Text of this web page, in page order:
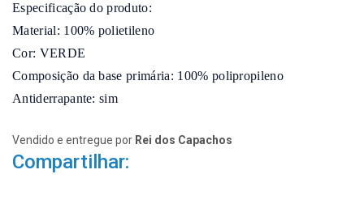
Especificação do produto:
Material: 100% polietileno
Cor: VERDE
Composição da base primária: 100% polipropileno
Antiderrapante: sim
Vendido e entregue por Rei dos Capachos
Compartilhar: